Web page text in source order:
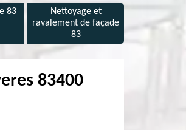
83
Nettoyage et
ravalement de façade
83
83400